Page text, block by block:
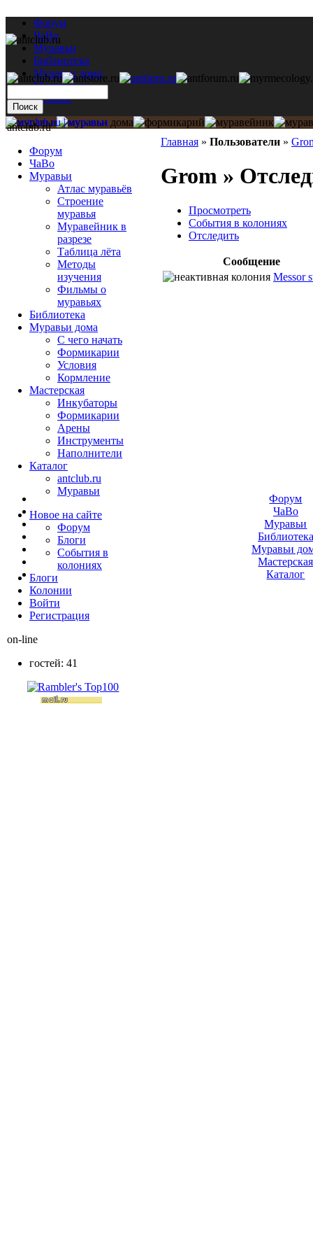
Форум
ЧаВо
Муравьи
Библиотека
Муравьи дома
Мастерская
Каталог
Главная » Пользователи »
Grom »
Просмотреть
События в колониях
Отследить
Сообщение
Messor
antclub.ru
Форум
ЧаВо
Муравьи
Атлас муравьёв
Строение
муравья
Муравейник в
разрезе
Таблица лёта
Методы
изучения
Фильмы о
муравьях
Библиотека
Муравьи дома
С чего начать
Формикарии
Условия
Кормление
Мастерская
Инкубаторы
Формикарии
Арены
Инструменты
Наполнители
Каталог
antclub.ru
Муравьи
Новое на сайте
Форум
Блоги
События в
колониях
Блоги
Колонии
Войти
Peгиcтpaция
on-line
гостей: 41
Форум
ЧаВо
Муравьи
Библиотека
Муравьи
Мастерская
Каталог